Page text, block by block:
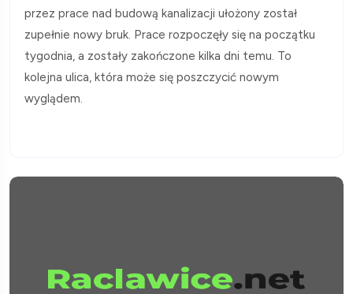
przez prace nad budową kanalizacji ułożony został
zupełnie nowy bruk. Prace rozpoczęły się na początku
tygodnia, a zostały zakończone kilka dni temu. To
kolejna ulica, która może się poszczycić nowym
wyglądem.